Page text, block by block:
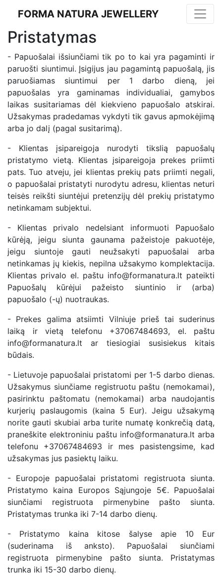
FORMA NATURA JEWELLERY
Pristatymas
- Papuošalai išsiunčiami tik po to kai yra pagaminti ir
paruošti siuntimui. Įsigijus jau pagamintą papuošalą, jis
paruošiamas siuntimui per 1 darbo dieną, jei
papuošalas yra gaminamas individualiai, gamybos
laikas susitariamas dėl kiekvieno papuošalo atskirai.
Užsakymas pradedamas vykdyti tik gavus apmokėjimą
arba jo dalį (pagal susitarimą).
- Klientas įsipareigoja nurodyti tikslią papuošalų
pristatymo vietą. Klientas įsipareigoja prekes priimti
pats. Tuo atveju, jei klientas prekių pats priimti negali,
o papuošalai pristatyti nurodytu adresu, klientas neturi
teisės reikšti siuntėjui pretenzijų dėl prekių pristatymo
netinkamam subjektui.
- Klientas privalo nedelsiant informuoti Papuošalo
kūrėją, jeigu siunta gaunama pažeistoje pakuotėje,
jeigu siuntoje gauti neužsakyti papuošalai arba
netinkamas jų kiekis, nepilna užsakymo komplektacija.
Klientas privalo el. paštu info@formanatura.lt pateikti
Papuošalų kūrėjui pažeisto siuntinio ir (arba)
papuošalo (-ų) nuotraukas.
- Prekes galima atsiimti Vilniuje prieš tai suderinus
laiką ir vietą telefonu +37067484693, el. paštu
info@formanatura.lt ar tiesiogiai susisiekus kitais
būdais.
- Lietuvoje papuošalai pristatomi per 1-5 darbo dienas.
Užsakymus siunčiame registruotu paštu (nemokamai),
pasirinktu paštomatu (nemokamai) arba naudojantis
kurjerių paslaugomis (kaina 5 Eur). Jeigu užsakymą
norite gauti skubiai arba turite numatę konkrečią datą,
praneškite elektroniniu paštu info@formanatura.lt arba
telefonu +37067484693 ir mes pasistengsime, kad
užsakymas jus pasiektų laiku.
- Europoje papuošalai pristatomi registruota siunta.
Pristatymo kaina Europos Sąjungoje 5€. Papuošalai
siunčiami registruota pirmenybine pašto siunta.
Pristatymas trunka iki 7-14 darbo dienų.
- Pristatymo kaina kitose šalyse apie 10 Eur
(suderinama iš anksto). Papuošalai siunčiami
registruota pirmenybine pašto siunta. Pristatymas
trunka iki 15-30 darbo dienų.